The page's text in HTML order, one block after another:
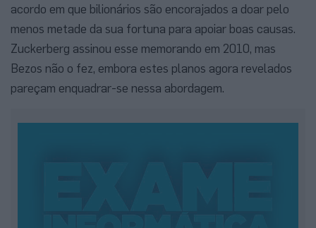
acordo em que bilionários são encorajados a doar pelo
menos metade da sua fortuna para apoiar boas causas.
Zuckerberg assinou esse memorando em 2010, mas
Bezos não o fez, embora estes planos agora revelados
pareçam enquadrar-se nessa abordagem.